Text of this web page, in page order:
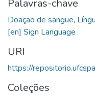
Palavras-chave
Doação de sangue,
[en] Sign Language
URI
https://
Coleções